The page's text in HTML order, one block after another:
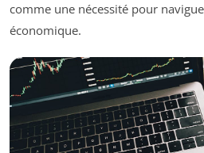
comme une nécessité pour
économique.